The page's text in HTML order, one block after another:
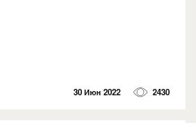
30 Июн 2022 2430